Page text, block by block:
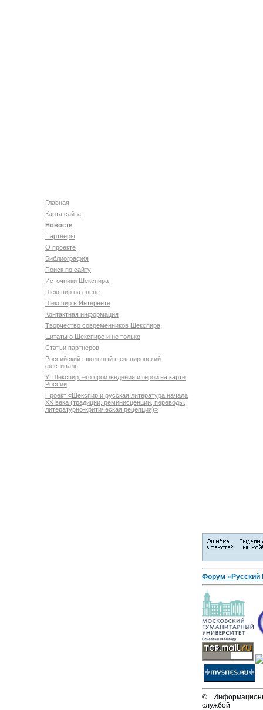
Главная
Карта сайта
Новости
Партнеры
О проекте
Библиография
Поиск по сайту
Источники Шекспира
Шекспир на сцене
Шекспир в Интернете
Контактная информация
Творчество современников Шекспира
Цитаты о Шекспире и не только
Статьи партнеров
Российский школьный шекспировский
фестиваль
У. Шекспир, его произведения и герои на карте
России
Проект «Шекспир и русская литература начала
XX века (традиции, реминисценции, переводы,
литературно-критическая рецепция)»
Форум «Русский
©
службой